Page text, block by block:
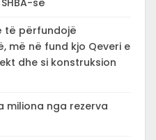
së
të përfundojë
më në fund kjo Qeveri e
dhe si konstruksion
miliona nga rezerva